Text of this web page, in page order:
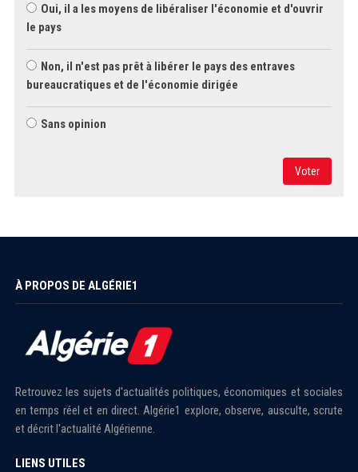
Oui, il a les moyens de libéraliser l'économie et d'ouvrir
le pays
Non, il n'est pas prêt à libérer le pays des entraves
bureaucratiques et de l'économie dirigée
Sans opinion
Voter
À PROPOS DE ALGÉRIE1
Retrouvez les sujets d'actualités politiques, économiques et sociales
en temps réel et en direct. Algérie1 explore, observe, ausculte, scrute
et décrit l'actualité Algérienne.
LIENS UTILES